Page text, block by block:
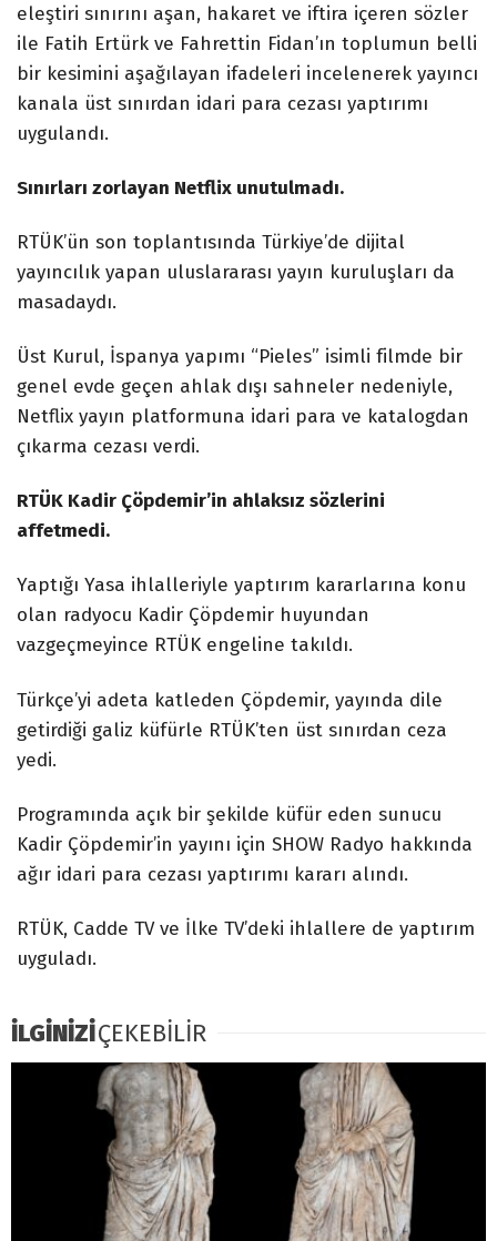
eleştiri sınırını aşan, hakaret ve iftira içeren sözler
ile Fatih Ertürk ve Fahrettin Fidan’ın toplumun belli
bir kesimini aşağılayan ifadeleri incelenerek yayıncı
kanala üst sınırdan idari para cezası yaptırımı
uygulandı.
Sınırları zorlayan Netflix unutulmadı.
RTÜK’ün son toplantısında Türkiye’de dijital
yayıncılık yapan uluslararası yayın kuruluşları da
masadaydı.
Üst Kurul, İspanya yapımı “Pieles” isimli filmde bir
genel evde geçen ahlak dışı sahneler nedeniyle,
Netflix yayın platformuna idari para ve katalogdan
çıkarma cezası verdi.
RTÜK Kadir Çöpdemir’in ahlaksız sözlerini
affetmedi.
Yaptığı Yasa ihlalleriyle yaptırım kararlarına konu
olan radyocu Kadir Çöpdemir huyundan
vazgeçmeyince RTÜK engeline takıldı.
Türkçe’yi adeta katleden Çöpdemir, yayında dile
getirdiği galiz küfürle RTÜK’ten üst sınırdan ceza
yedi.
Programında açık bir şekilde küfür eden sunucu
Kadir Çöpdemir’in yayını için SHOW Radyo hakkında
ağır idari para cezası yaptırımı kararı alındı.
RTÜK, Cadde TV ve İlke TV’deki ihlallere de yaptırım
uyguladı.
İLGİNİZİÇEKEBİLİR